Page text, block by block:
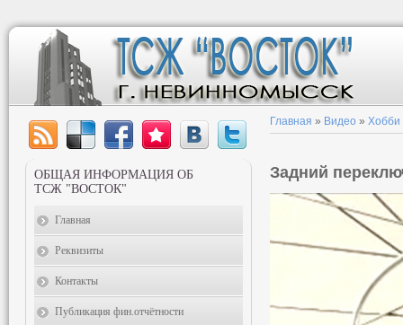
Главная » Видео » Хобби
Задний
ОБЩАЯ ИНФОРМАЦИЯ ОБ
ТСЖ "ВОСТОК"
Главная
Реквизиты
Контакты
Публикация фин.отчётности